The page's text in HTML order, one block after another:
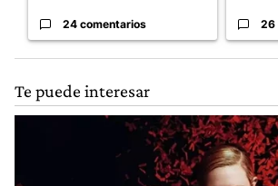
24 comentarios 26